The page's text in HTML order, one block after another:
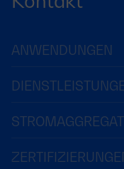
ANWENDUNGEN